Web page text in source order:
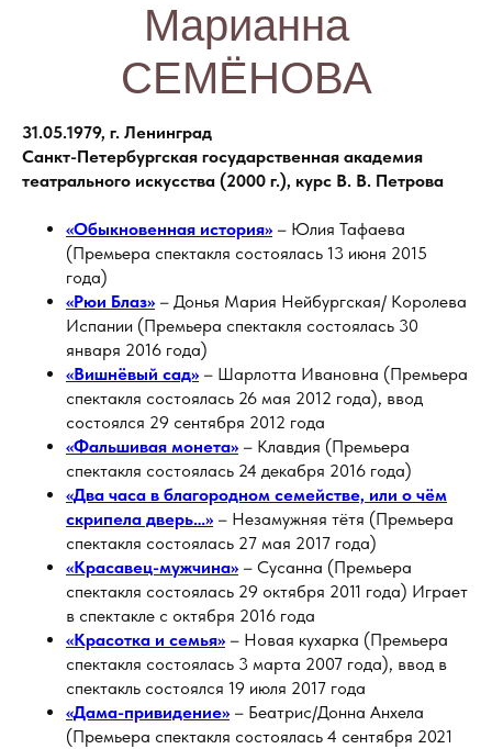
Марианна
СЕМЁНОВА
31.05.1979, г. Ленинград
Санкт-Петербургская государственная академия
театрального искусства (2000 г.), курс В. В. Петрова
«Обыкновенная история» – Юлия Тафаева
(Премьера спектакля состоялась 13 июня 2015
года)
«Рюи Блаз» – Донья Мария Нейбургская/ Королева
Испании (Премьера спектакля состоялась 30
января 2016 года)
«Вишнёвый сад» – Шарлотта Ивановна (Премьера
спектакля состоялась 26 мая 2012 года), ввод
состоялся 29 сентября 2012 года
«Фальшивая монета» – Клавдия (Премьера
спектакля состоялась 24 декабря 2016 года)
«Два часа в благородном семействе, или о чём
скрипела дверь…» – Незамужняя тётя (Премьера
спектакля состоялась 27 мая 2017 года)
«Красавец-мужчина» – Сусанна (Премьера
спектакля состоялась 29 октября 2011 года) Играет
в спектакле с октября 2016 года
«Красотка и семья» – Новая кухарка (Премьера
спектакля состоялась 3 марта 2007 года), ввод в
спектакль состоялся 19 июля 2017 года
«Дама-привидение» – Беатрис/Донна Анхела
(Премьера спектакля состоялась 4 сентября 2021